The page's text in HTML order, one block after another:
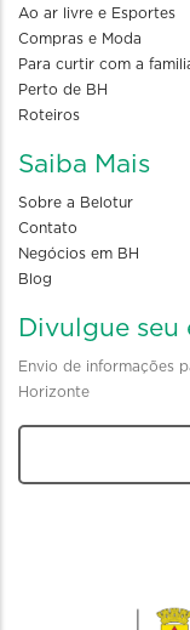
Ao ar livre e Esportes
Compras e Moda
Para curtir com a
Perto de BH
Roteiros
Saiba Mais
Sobre a Belotur
Contato
Negócios em BH
Blog
Divulgue seu
Envio de informações
Horizonte